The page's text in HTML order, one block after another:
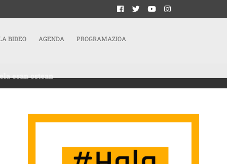
BIDEO AGENDA PROGRAMAZIOA
esan ostean
KONTRATU MUGAGABEA EGIN BEHAR ZITZAIELA ESAN OSTEAN